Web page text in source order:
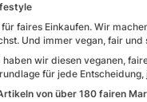
faires Einkaufen. Wir
Und immer vegan, fair
wir diesen veganen,
für jede
von über 180 fairen